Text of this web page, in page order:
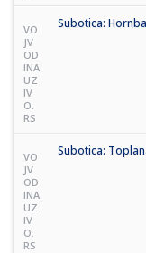
VO
JV
OD
INA
UZ
IV
O.
RS
Subotica:
VO
JV
OD
INA
UZ
IV
O.
RS
Subotica: